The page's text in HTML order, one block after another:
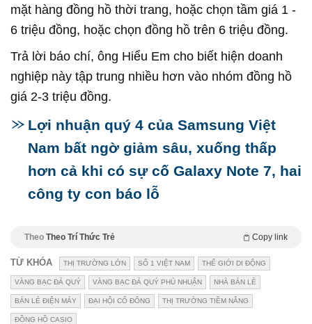
mặt hàng đồng hồ thời trang, hoặc chọn tầm giá 1 -
6 triệu đồng, hoặc chọn đồng hồ trên 6 triệu đồng.
Trả lời báo chí, ông Hiểu Em cho biết hiện doanh
nghiệp này tập trung nhiều hơn vào nhóm đồng hồ
giá 2-3 triệu đồng.
Lợi nhuận quý 4 của Samsung Việt
Nam bất ngờ giảm sâu, xuống thấp
hơn cả khi có sự cố Galaxy Note 7, hai
công ty con báo lỗ
Theo Theo Trí Thức Trẻ Copy link
TỪ KHÓA THỊ TRƯỜNG LỚN SỐ 1 VIỆT NAM THẾ GIỚI DI ĐỘNG
VÀNG BẠC ĐÁ QUÝ VÀNG BẠC ĐÁ QUÝ PHÚ NHUẬN NHÀ BÁN LẺ
BÁN LẺ ĐIỆN MÁY ĐẠI HỘI CỔ ĐÔNG THỊ TRƯỜNG TIỀM NĂNG
ĐỒNG HỒ CASIO